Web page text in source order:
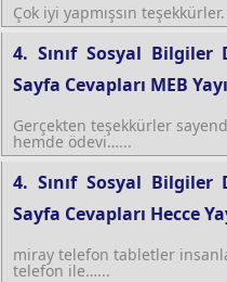
Çok iyi yapmışsın
4. Sınıf Sosyal Bilgiler
Sayfa Cevapları MEB
Gerçekten teşekkürler
hemde ödevi…...
4. Sınıf Sosyal Bilgiler
Sayfa Cevapları Hecce
miray telefon tabletler
telefon ile…...